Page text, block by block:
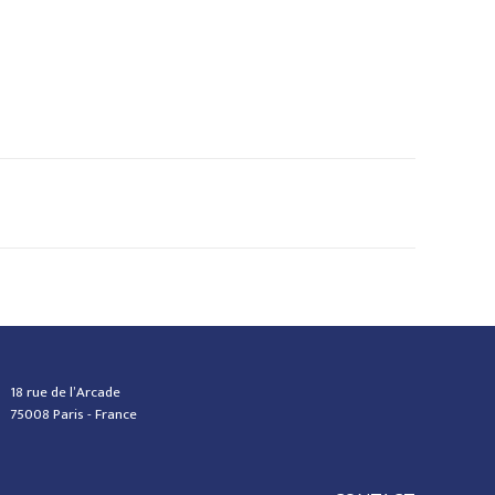
18 rue de l’Arcade
75008 Paris - France